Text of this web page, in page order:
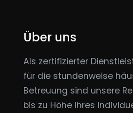
Über uns
Als zertifizierter
für die stundenweise
Betreuung sind unsere
bis zu Höhe Ihres